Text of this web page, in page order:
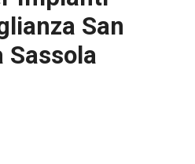
San
Sassola